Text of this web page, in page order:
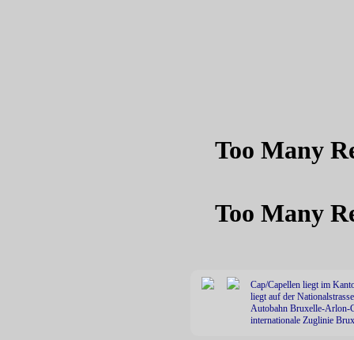
Cap/Capellen liegt im
liegt auf der
Autobahn Bruxelle-Arlon-
internationale Zuglinie